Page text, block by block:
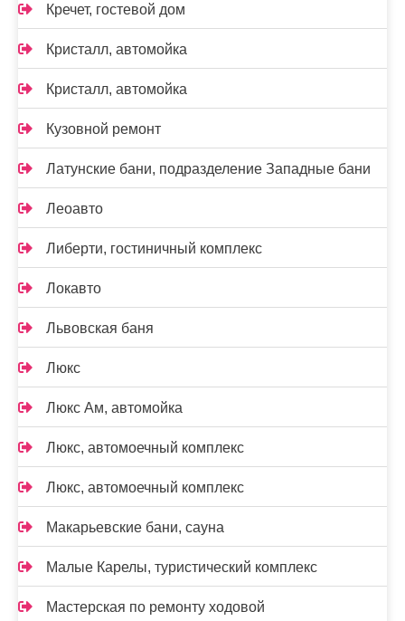
Кречет, гостевой дом
Кристалл, автомойка
Кристалл, автомойка
Кузовной ремонт
Латунские бани, подразделение Западные бани
Леоавто
Либерти, гостиничный комплекс
Локавто
Львовская баня
Люкс
Люкс Ам, автомойка
Люкс, автомоечный комплекс
Люкс, автомоечный комплекс
Макарьевские бани, сауна
Малые Карелы, туристический комплекс
Мастерская по ремонту ходовой